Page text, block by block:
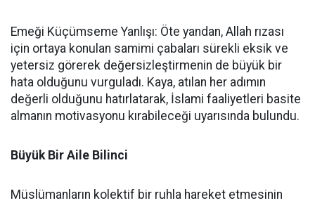
Emeği Küçümseme Yanlışı: Öte yandan, Allah rızası
için ortaya konulan samimi çabaları sürekli eksik ve
yetersiz görerek değersizleştirmenin de büyük bir
hata olduğunu vurguladı. Kaya, atılan her adımın
değerli olduğunu hatırlatarak, İslami faaliyetleri basite
almanın motivasyonu kırabileceği uyarısında bulundu.
Büyük Bir Aile Bilinci
Müslümanların kolektif bir ruhla hareket etmesinin